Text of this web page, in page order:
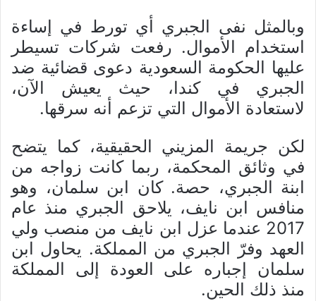
وبالمثل نفى الجبري أي تورط في إساءة
استخدام الأموال. رفعت شركات تسيطر
عليها الحكومة السعودية دعوى قضائية ضد
الجبري في كندا، حيث يعيش الآن،
لاستعادة الأموال التي تزعم أنه سرقها.
لكن جريمة المزيني الحقيقية، كما يتضح
في وثائق المحكمة، ربما كانت زواجه من
ابنة الجبري، حصة. كان ابن سلمان، وهو
منافس ابن نايف، يلاحق الجبري منذ عام
2017 عندما عزل ابن نايف من منصب ولي
العهد وفرّ الجبري من المملكة. يحاول ابن
سلمان إجباره على العودة إلى المملكة
منذ ذلك الحين.